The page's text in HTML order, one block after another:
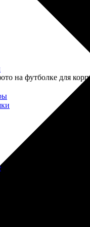
на футболке для
для альбома,
сделать,